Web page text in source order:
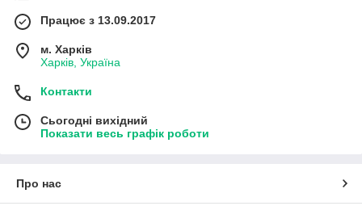
Працює з 13.09.2017
м. Харків
Харків, Україна
Контакти
Сьогодні вихідний
Показати весь графік роботи
Про нас